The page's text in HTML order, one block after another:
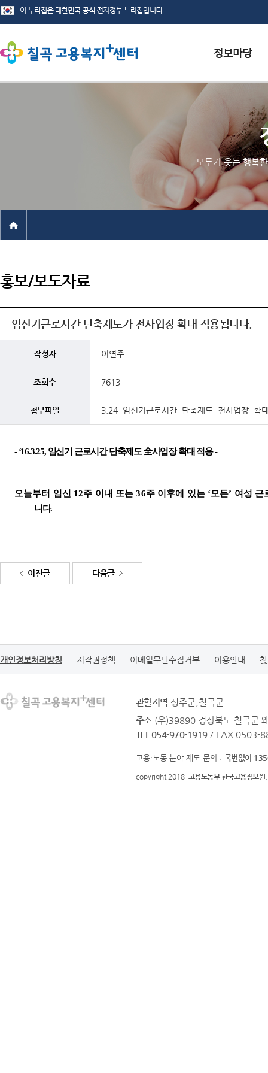
채용정보
인재정보
관련사이트
모두가 웃는 행복
홍보/보도자료
임신기근로시간 단축제도가 전사업장 확대 적용됩니다.
작성자 이연주
조회수 7613
첨부파일 3.24_임신기근로시간_단축제도_전사업장_확
- ‘16.3.25, 임신기 근로시간 단축제도全사업장 확대 적용-
오늘부터 임신 12주 이내 또는36주 이후에 있는 ‘모든’ 여성 근
니다.
이전글 다음글
개인정보처리방침 저작권정책 이메일무단수집거부 이용안내
관할지역 성주군,칠곡군
주소 (우)39890 경상북도 칠곡군
TEL 054-970-1919 / FAX 0503-
고용·노동 분야 제도 문의 : 국번없이
copyright 2018 고용노동부 한국고용정보원.